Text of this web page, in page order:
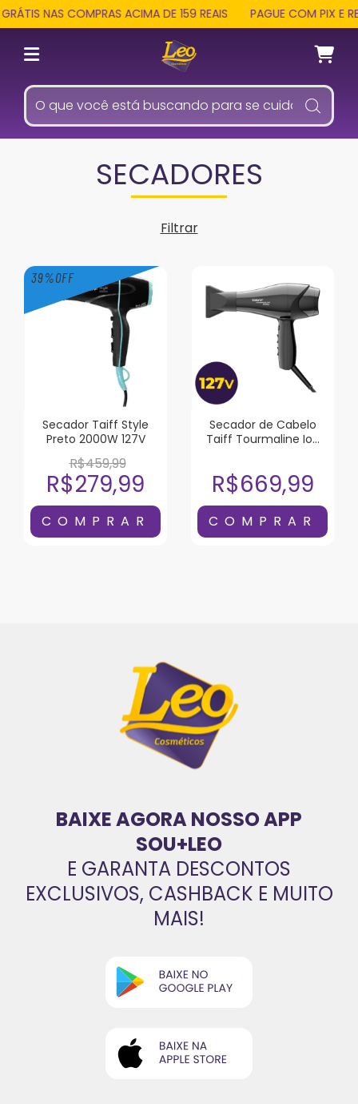
NAS COMPRAS ACIMA DE 159 REAIS PAGUE COM PIX E
SECADORES
Filtrar
39%OFF
Secador Taiff Style
Preto 2000W 127V
R$459,99
R$279,99
Secador de Cabelo
Taiff Tourmaline Ion
R$669,99
BAIXE AGORA NOSSO APP
SOU+LEO
E GARANTA DESCONTOS
EXCLUSIVOS, CASHBACK E MUITO
MAIS!